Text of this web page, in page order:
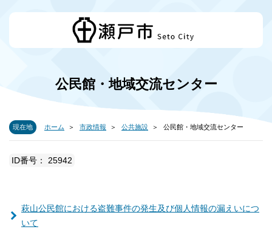
公民館・地域交流センター
現在地 ホーム 市政情報 公共施設 公民館・地域交流センター
ID番号： 25942
萩山公民館における盗難事件の発生及び個人情報の漏えいにつ
いて